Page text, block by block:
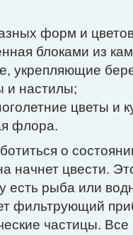
форм и
блоками из
укрепляющие
и настилы;
цветы и
флора.
о
начнет цвести.
есть рыба или
фильтрующий
частицы.